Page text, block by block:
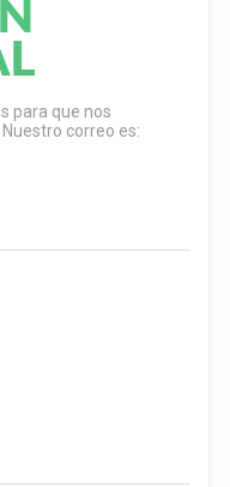
para que nos
correo es: